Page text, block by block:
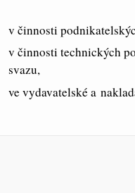
v činnosti
v činnosti technických
svazu,
ve vydavatelské a